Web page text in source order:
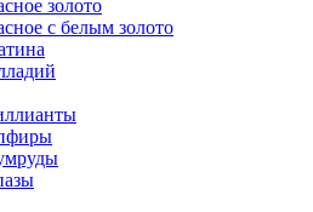
золото
с белым золото